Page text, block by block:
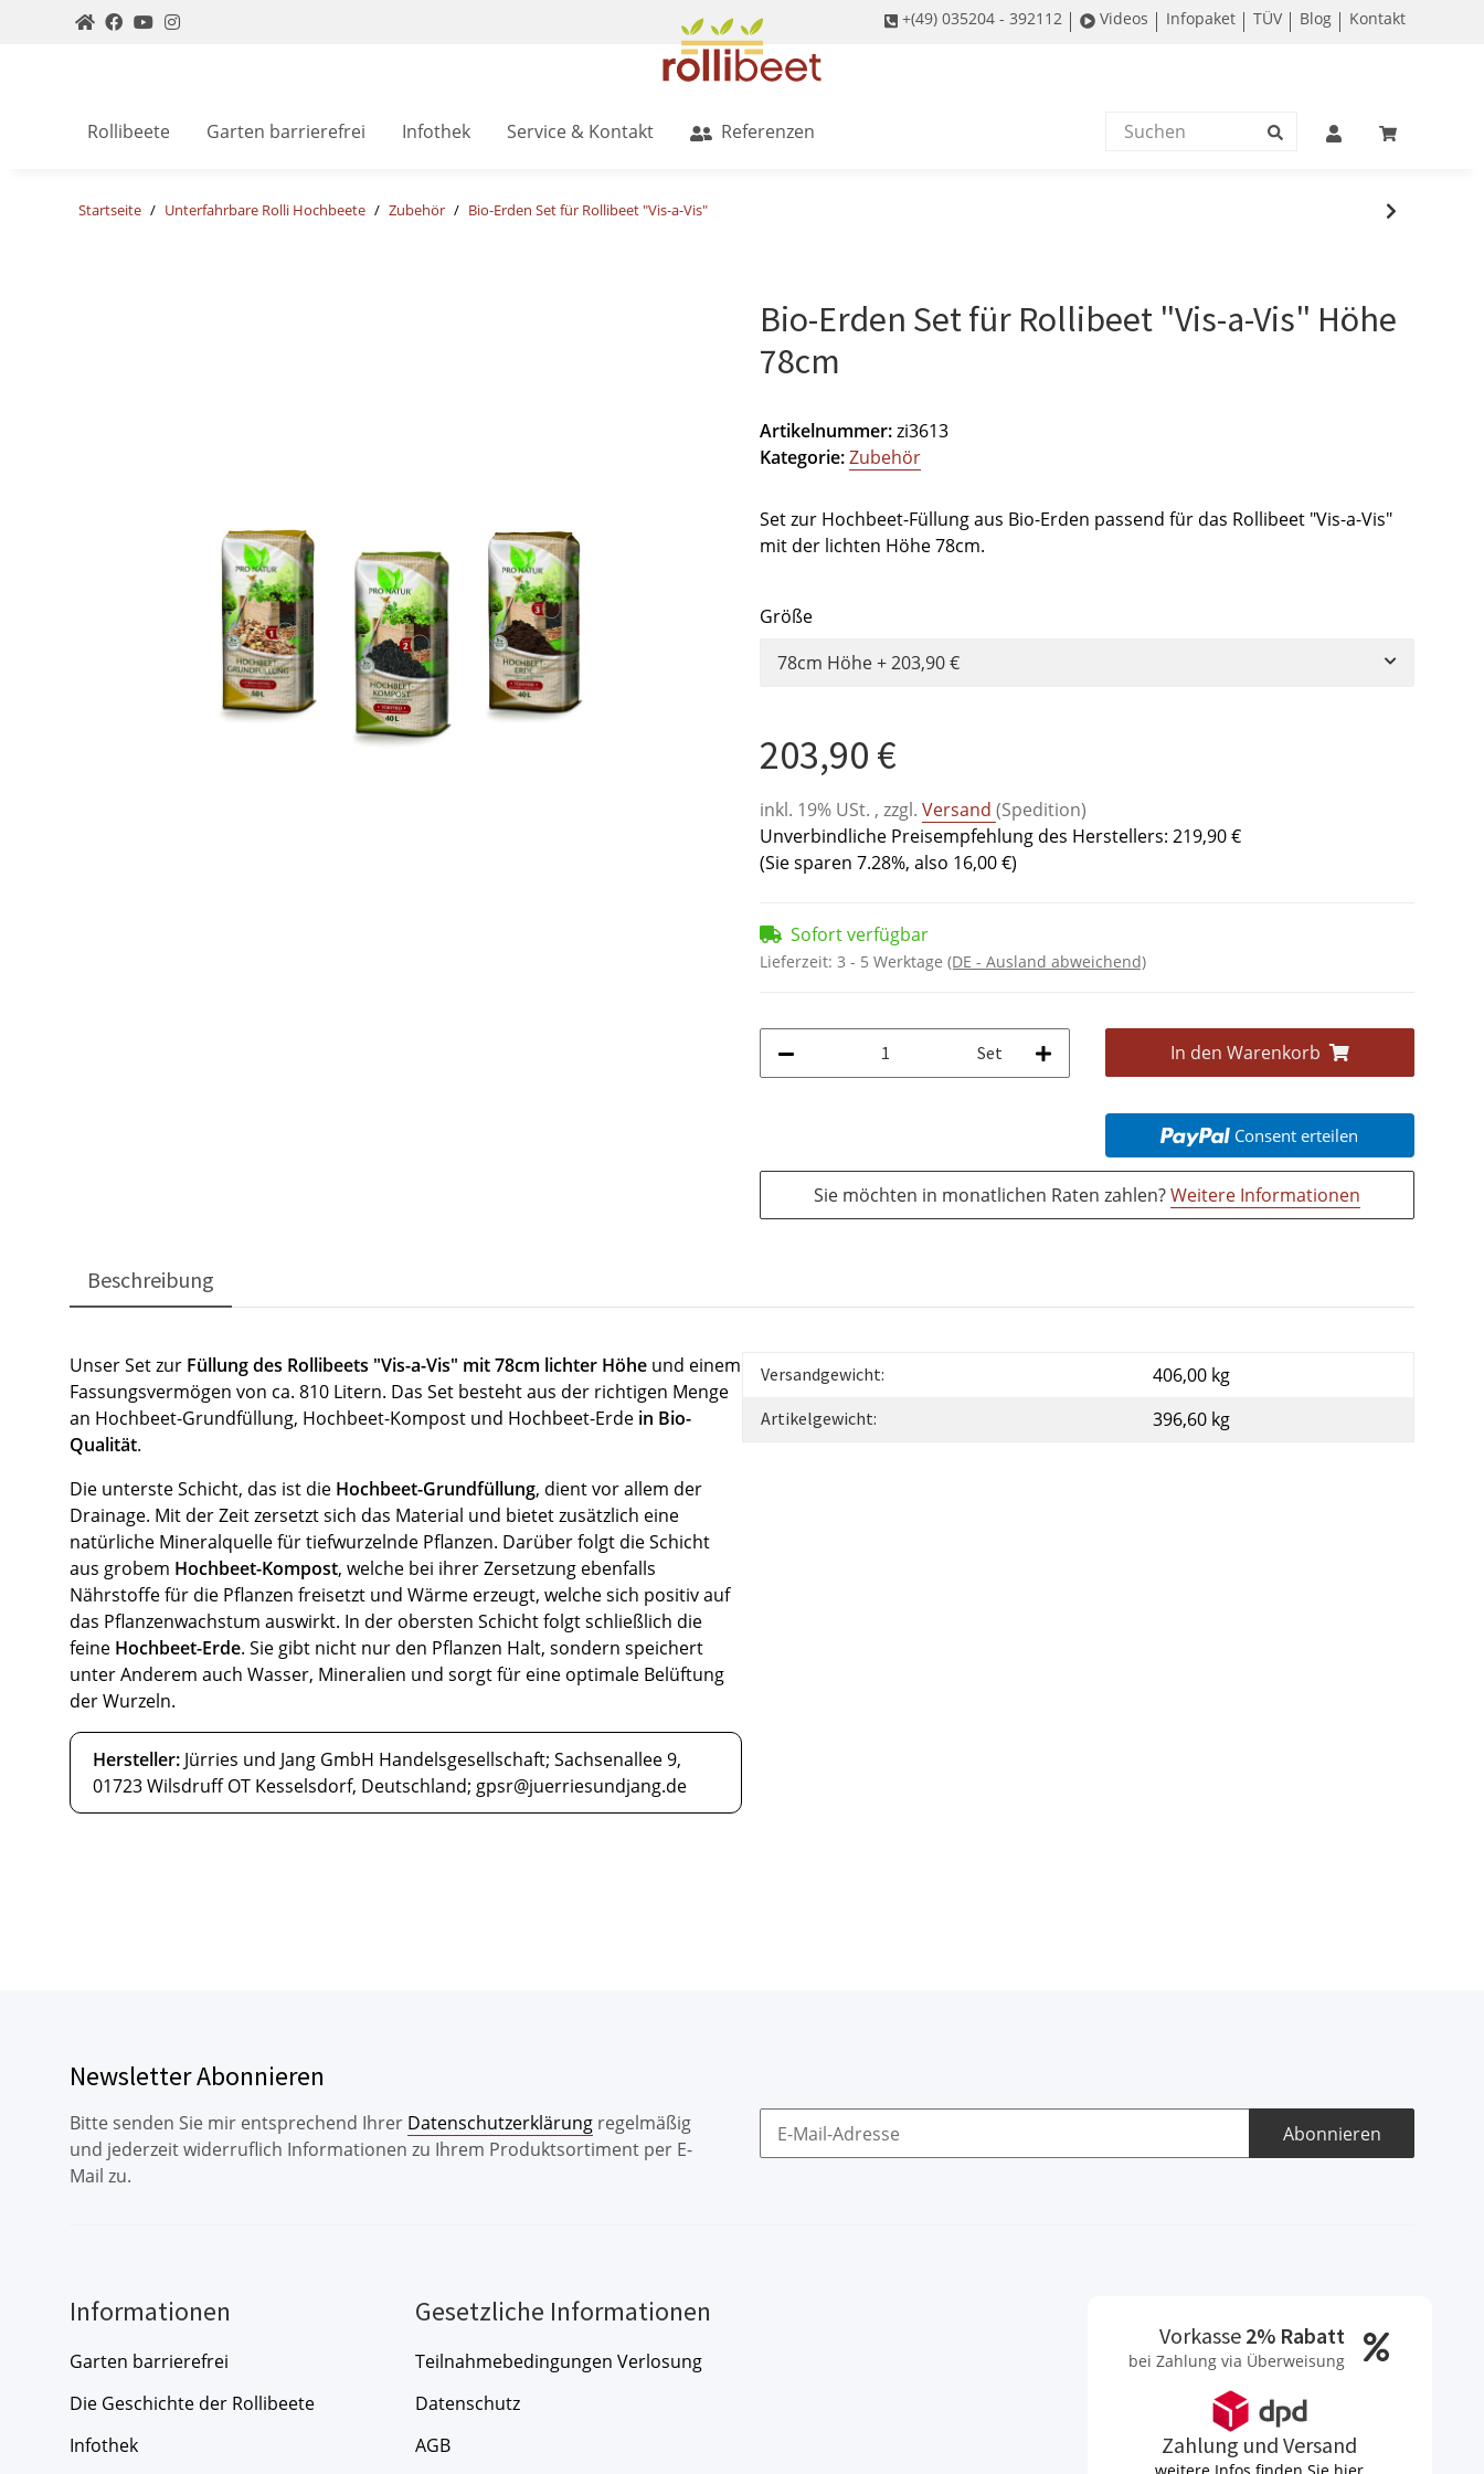
+(49) 035204 - 392112 Videos Infopaket TÜV Blog Kontakt
Rollibeete Garten barrierefrei Infothek Service & Kontakt Referenzen
Startseite Unterfahrbare Rolli Hochbeete Zubehör Bio-Erden Set für Rollibeet "Vis-a-Vis"
Bio-Erden Set für Rollibeet "Vis-a-Vis" Höhe
78cm
Artikelnummer:zi3613
Kategorie:Zubehör
Set zur Hochbeet-Füllung aus Bio-Erden passend für das Rollibeet "Vis-a-Vis"
mit der lichten Höhe 78cm.
Größe
78cm Höhe+ 203,90 €
203,90 €
inkl. 19% USt. , zzgl. Versand (Spedition)
Unverbindliche Preisempfehlung des Herstellers: 219,90 €
(Sie sparen 7.28%, also 16,00 €)
Sofort verfügbar
Lieferzeit: 3 - 5 Werktage (DE - Ausland abweichend)
Set In den Warenkorb
Consent erteilen
Sie möchten in monatlichen Raten zahlen?Weitere Informationen
Beschreibung
Unser Set zur Füllung des Rollibeets "Vis-a-Vis" mit 78cm lichter Höhe und einem
Fassungsvermögen von ca. 810 Litern. Das Set besteht aus der richtigen Menge
an Hochbeet-Grundfüllung, Hochbeet-Kompost und Hochbeet-Erde in Bio-
Qualität.
Die unterste Schicht, das ist die Hochbeet-Grundfüllung, dient vor allem der
Drainage. Mit der Zeit zersetzt sich das Material und bietet zusätzlich eine
natürliche Mineralquelle für tiefwurzelnde Pflanzen. Darüber folgt die Schicht
aus grobem Hochbeet-Kompost, welche bei ihrer Zersetzung ebenfalls
Nährstoffe für die Pflanzen freisetzt und Wärme erzeugt, welche sich positiv auf
das Pflanzenwachstum auswirkt. In der obersten Schicht folgt schließlich die
feine Hochbeet-Erde. Sie gibt nicht nur den Pflanzen Halt, sondern speichert
unter Anderem auch Wasser, Mineralien und sorgt für eine optimale Belüftung
der Wurzeln.
Hersteller: Jürries und Jang GmbH Handelsgesellschaft; Sachsenallee 9,
01723 Wilsdruff OT Kesselsdorf, Deutschland; gpsr@juerriesundjang.de
Versandgewicht: 406,00 kg
Artikelgewicht: 396,60 kg
Newsletter Abonnieren
Bitte senden Sie mir entsprechend Ihrer Datenschutzerklärung regelmäßig
und jederzeit widerruflich Informationen zu Ihrem Produktsortiment per E-
Mail zu.
Abonnieren
Informationen
Garten barrierefrei
Die Geschichte der Rollibeete
Infothek
Gesetzliche Informationen
Teilnahmebedingungen Verlosung
Datenschutz
AGB
Vorkasse 2% Rabatt
bei Zahlung via Überweisung
Zahlung und Versand